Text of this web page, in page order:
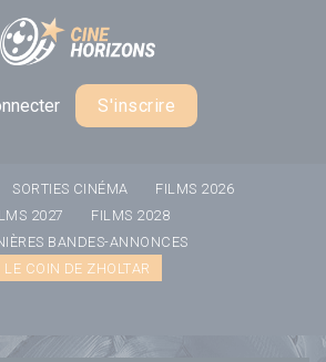
S'inscrire
SORTIES CINÉMA
FILMS 2026
2027
FILMS 2028
BANDES-ANNONCES
LE COIN DE ZHOLTAR
cookies